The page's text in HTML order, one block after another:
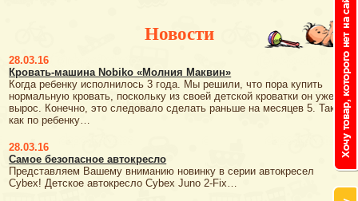
Новости
28.03.16
Кровать-машина Nobiko «Молния Маквин»
Когда ребенку исполнилось 3 года. Мы решили, что пора купить
нормальную кровать, поскольку из своей детской кроватки он уже
вырос. Конечно, это следовало сделать раньше на месяцев 5. Так
как по ребенку…
28.03.16
Самое безопасное автокресло
Представляем Вашему вниманию новинку в серии автокресел
Cybex! Детское автокресло Cybex Juno 2-Fix…